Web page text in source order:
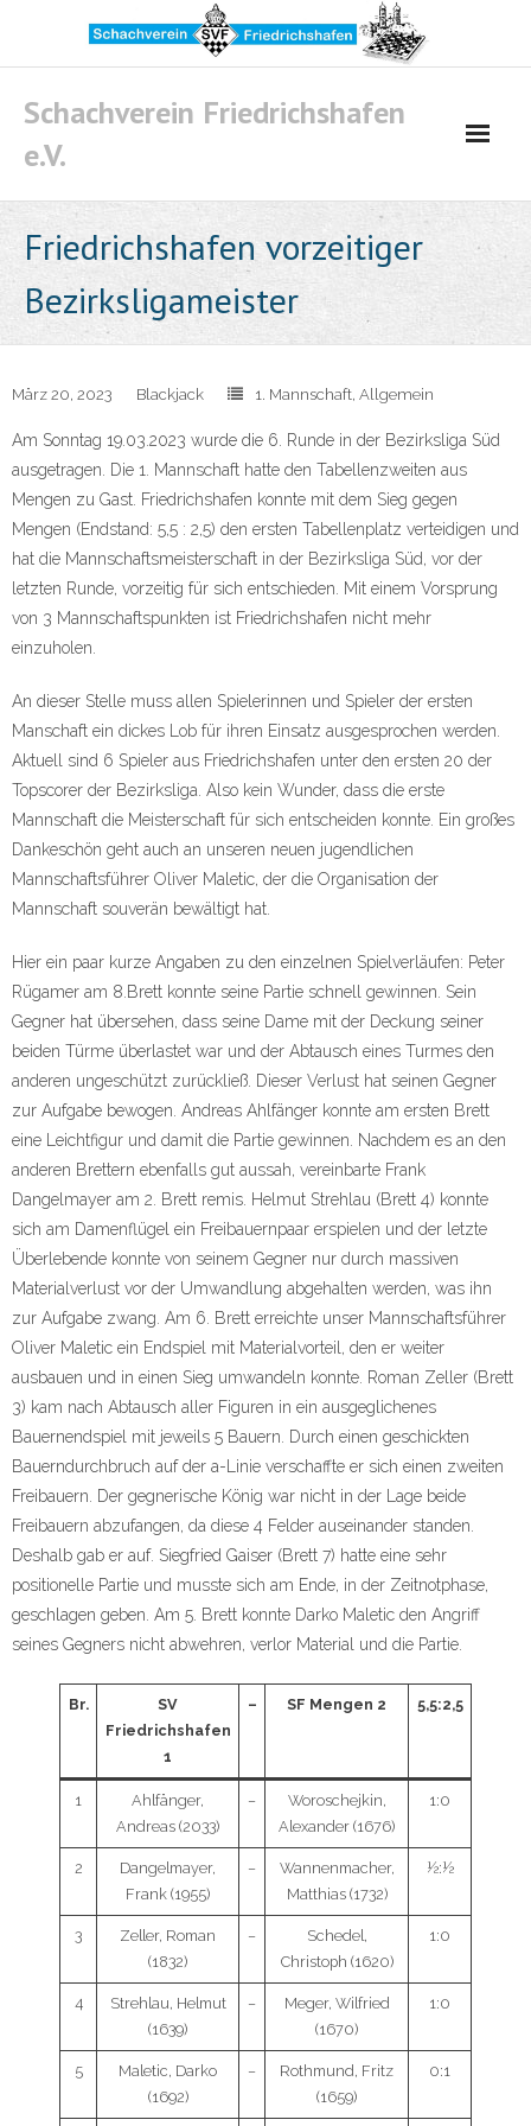
content
Schachverein Friedrichshafen
e.V.
Friedrichshafen vorzeitiger
Bezirksligameister
März 20, 2023 Blackjack 1. Mannschaft, Allgemein
Am Sonntag 19.03.2023 wurde die 6. Runde in der Bezirksliga Süd
ausgetragen. Die 1. Mannschaft hatte den Tabellenzweiten aus
Mengen zu Gast. Friedrichshafen konnte mit dem Sieg gegen
Mengen (Endstand: 5,5 : 2,5) den ersten Tabellenplatz verteidigen und
hat die Mannschaftsmeisterschaft in der Bezirksliga Süd, vor der
letzten Runde, vorzeitig für sich entschieden. Mit einem Vorsprung
von 3 Mannschaftspunkten ist Friedrichshafen nicht mehr
einzuholen.
An dieser Stelle muss allen Spielerinnen und Spieler der ersten
Manschaft ein dickes Lob für ihren Einsatz ausgesprochen werden.
Aktuell sind 6 Spieler aus Friedrichshafen unter den ersten 20 der
Topscorer der Bezirksliga. Also kein Wunder, dass die erste
Mannschaft die Meisterschaft für sich entscheiden konnte. Ein großes
Dankeschön geht auch an unseren neuen jugendlichen
Mannschaftsführer Oliver Maletic, der die Organisation der
Mannschaft souverän bewältigt hat.
Hier ein paar kurze Angaben zu den einzelnen Spielverläufen: Peter
Rügamer am 8.Brett konnte seine Partie schnell gewinnen. Sein
Gegner hat übersehen, dass seine Dame mit der Deckung seiner
beiden Türme überlastet war und der Abtausch eines Turmes den
anderen ungeschützt zurückließ. Dieser Verlust hat seinen Gegner
zur Aufgabe bewogen. Andreas Ahlfänger konnte am ersten Brett
eine Leichtfigur und damit die Partie gewinnen. Nachdem es an den
anderen Brettern ebenfalls gut aussah, vereinbarte Frank
Dangelmayer am 2. Brett remis. Helmut Strehlau (Brett 4) konnte
sich am Damenflügel ein Freibauernpaar erspielen und der letzte
Überlebende konnte von seinem Gegner nur durch massiven
Materialverlust vor der Umwandlung abgehalten werden, was ihn
zur Aufgabe zwang. Am 6. Brett erreichte unser Mannschaftsführer
Oliver Maletic ein Endspiel mit Materialvorteil, den er weiter
ausbauen und in einen Sieg umwandeln konnte. Roman Zeller (Brett
3) kam nach Abtausch aller Figuren in ein ausgeglichenes
Bauernendspiel mit jeweils 5 Bauern. Durch einen geschickten
Bauerndurchbruch auf der a-Linie verschaffte er sich einen zweiten
Freibauern. Der gegnerische König war nicht in der Lage beide
Freibauern abzufangen, da diese 4 Felder auseinander standen.
Deshalb gab er auf. Siegfried Gaiser (Brett 7) hatte eine sehr
positionelle Partie und musste sich am Ende, in der Zeitnotphase,
geschlagen geben. Am 5. Brett konnte Darko Maletic den Angriff
seines Gegners nicht abwehren, verlor Material und die Partie.
Br.
SV
Friedrichshafen
1
– SF Mengen 2 5,5:2,5
1
Ahlfänger,
Andreas (2033)
–
Woroschejkin,
Alexander (1676)
1:0
2
Dangelmayer,
Frank (1955)
–
Wannenmacher,
Matthias (1732)
½:½
3
Zeller, Roman
(1832)
–
Schedel,
Christoph (1620)
1:0
4
Strehlau, Helmut
(1639)
–
Meger, Wilfried
(1670)
1:0
5
Maletic, Darko
(1692)
–
Rothmund, Fritz
(1659)
0:1